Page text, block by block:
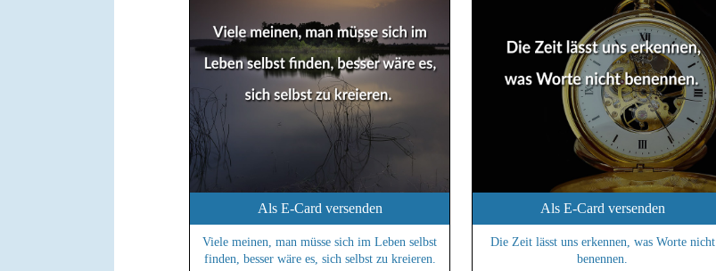
Als E-Card versenden
Viele meinen, man müsse sich im Leben selbst
finden, besser wäre es, sich selbst zu kreieren.
Als E-Card versenden
Die Zeit lässt uns erkennen, was Worte nicht
benennen.